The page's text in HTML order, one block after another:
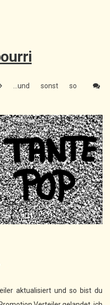
...und sonst so
aktualisiert und so bist du